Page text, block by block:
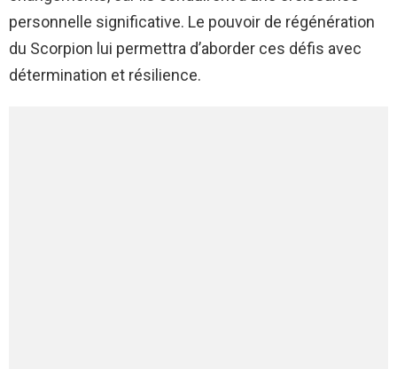
personnelle significative. Le pouvoir de régénération
du Scorpion lui permettra d’aborder ces défis avec
détermination et résilience.